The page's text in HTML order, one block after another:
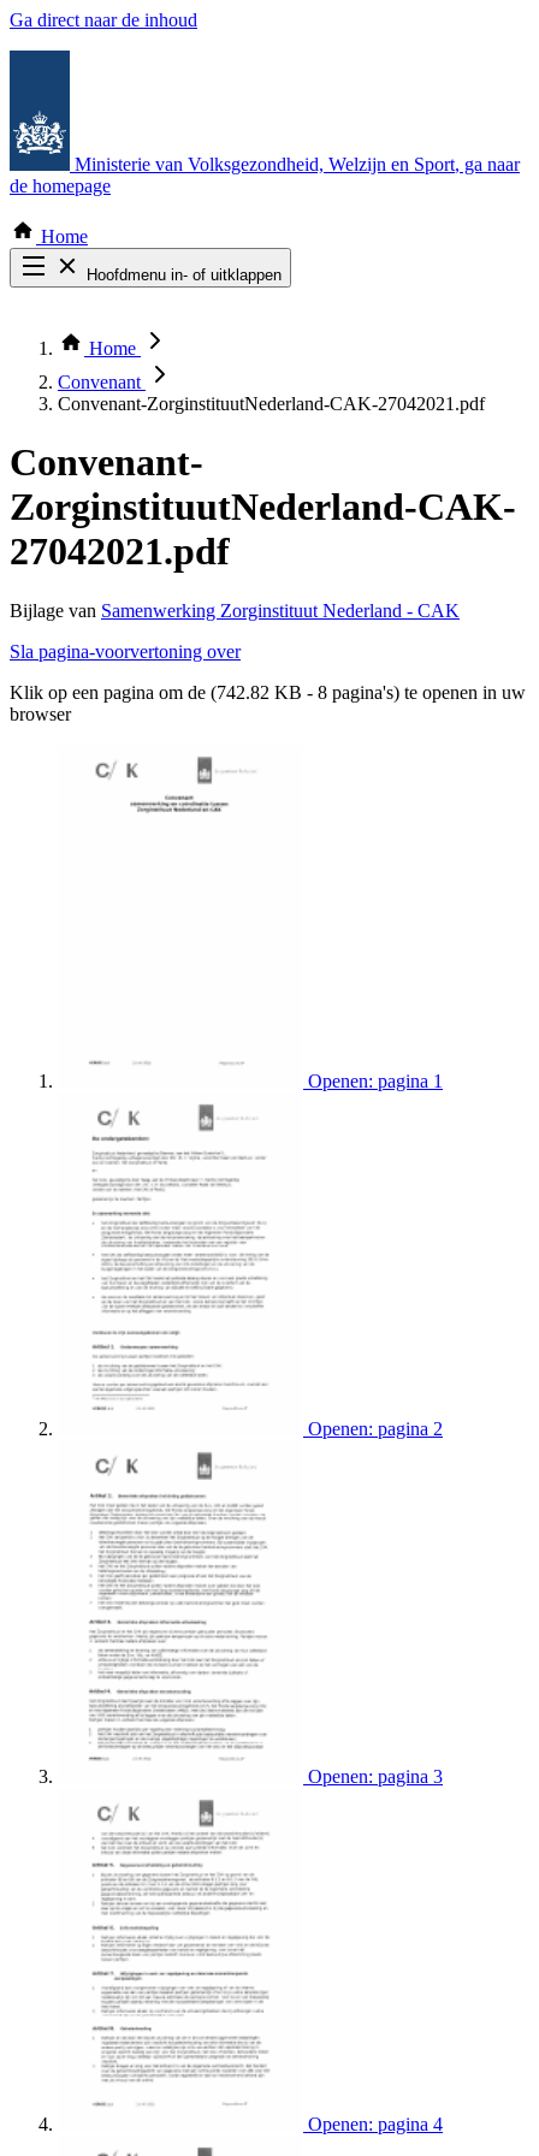
Ga direct naar de inhoud
Ministerie van Volksgezondheid, Welzijn en Sport, ga naar
de homepage
Home
Hoofdmenu in- of uitklappen
Thema COVID-19
Bekijk per bestuursorgaan
Home
Convenant
Convenant-ZorginstituutNederland-CAK-27042021.pdf
Convenant-
ZorginstituutNederland-CAK-
27042021.pdf
Bijlage van Samenwerking Zorginstituut Nederland - CAK
Sla pagina-voorvertoning over
Klik op een pagina om de (742.82 KB - 8 pagina's) te openen in uw
browser
Openen: pagina 1
Openen: pagina 2
Openen: pagina 3
Openen: pagina 4